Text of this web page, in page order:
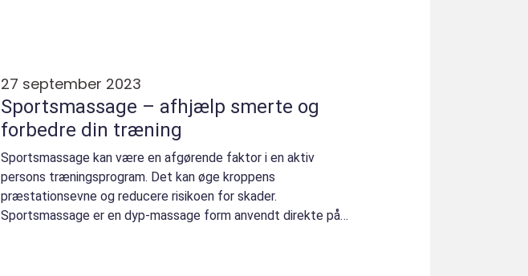
27 september 2023
Sportsmassage – afhjælp smerte og
forbedre din træning
Sportsmassage kan være en afgørende faktor i en aktiv
persons træningsprogram. Det kan øge kroppens
præstationsevne og reducere risikoen for skader.
Sportsmassage er en dyp-massage form anvendt direkte på